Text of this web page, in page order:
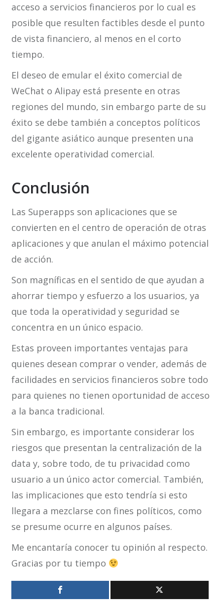
acceso a servicios financieros por lo cual es
posible que resulten factibles desde el punto
de vista financiero, al menos en el corto
tiempo.
El deseo de emular el éxito comercial de
WeChat o Alipay está presente en otras
regiones del mundo, sin embargo parte de su
éxito se debe también a conceptos políticos
del gigante asiático aunque presenten una
excelente operatividad comercial.
Conclusión
Las Superapps son aplicaciones que se
convierten en el centro de operación de otras
aplicaciones y que anulan el máximo potencial
de acción.
Son magníficas en el sentido de que ayudan a
ahorrar tiempo y esfuerzo a los usuarios, ya
que toda la operatividad y seguridad se
concentra en un único espacio.
Estas proveen importantes ventajas para
quienes desean comprar o vender, además de
facilidades en servicios financieros sobre todo
para quienes no tienen oportunidad de acceso
a la banca tradicional.
Sin embargo, es importante considerar los
riesgos que presentan la centralización de la
data y, sobre todo, de tu privacidad como
usuario a un único actor comercial. También,
las implicaciones que esto tendría si esto
llegara a mezclarse con fines políticos, como
se presume ocurre en algunos países.
Me encantaría conocer tu opinión al respecto.
Gracias por tu tiempo